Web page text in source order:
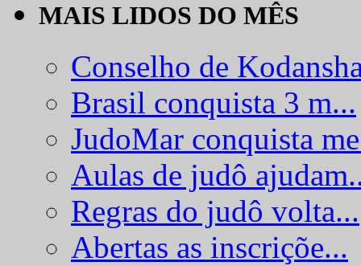
MAIS LIDOS DO MÊS
Conselho de
Brasil conquista 3 m...
JudoMar conquista
Aulas de judô
Regras do judô volta...
Abertas as inscriçõe...